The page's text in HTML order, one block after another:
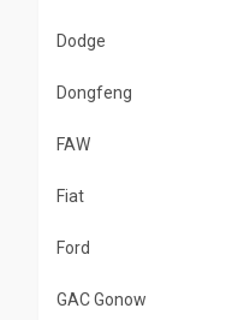
Dodge
Dongfeng
FAW
Fiat
Ford
GAC Gonow